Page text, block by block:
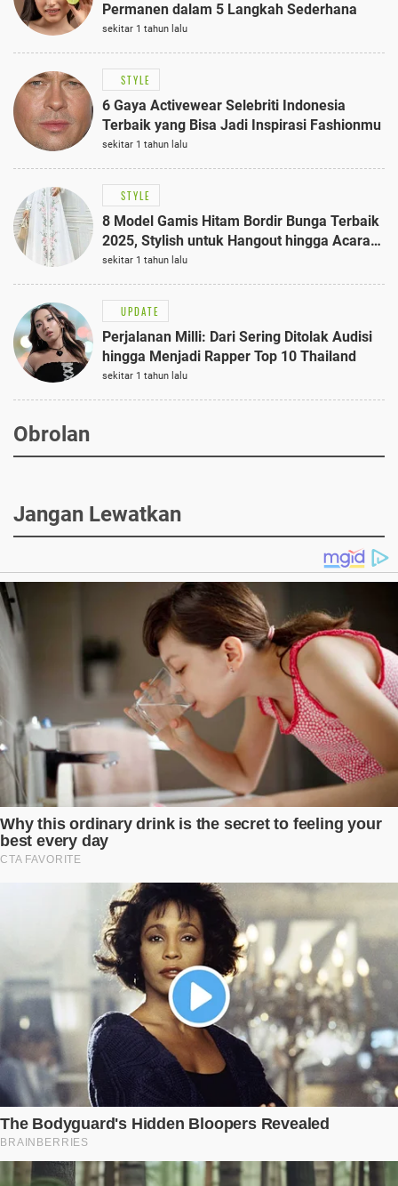
Permanen dalam 5 Langkah Sederhana
sekitar 1 tahun lalu
STYLE
6 Gaya Activewear Selebriti Indonesia
Terbaik yang Bisa Jadi Inspirasi Fashionmu
sekitar 1 tahun lalu
STYLE
8 Model Gamis Hitam Bordir Bunga Terbaik
2025, Stylish untuk Hangout hingga Acara
Semi-Formal
sekitar 1 tahun lalu
UPDATE
Perjalanan Milli: Dari Sering Ditolak Audisi
hingga Menjadi Rapper Top 10 Thailand
sekitar 1 tahun lalu
Obrolan
Jangan Lewatkan